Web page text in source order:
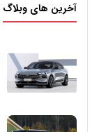
آخرین های وبلاگ